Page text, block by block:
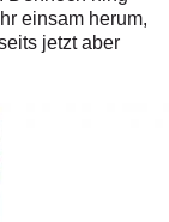
einsam herum,
jetzt aber